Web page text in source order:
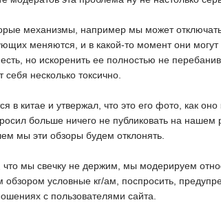
механизмы, например мы может
меняются, и в какой-то момент они могут
но искоренить ее полностью не
несколько токсично.
в китае и утвержал, что это его фото, как
больше ничего не публиковать на
мы эти обзоры будем отклонять.
что мы свечку не держим, мы модерируем
условные кг/ам, поспросить,
с пользователями сайта.